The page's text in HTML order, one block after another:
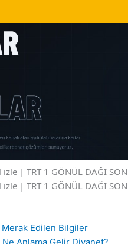
| TRT 1 GÖNÜL DAĞI
| TRT 1 GÖNÜL DAĞI
Merak Edilen Bilgiler